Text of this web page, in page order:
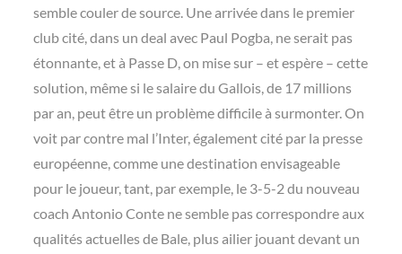
semble couler de source. Une arrivée dans le premier
club cité, dans un deal avec Paul Pogba, ne serait pas
étonnante, et à Passe D, on mise sur – et espère – cette
solution, même si le salaire du Gallois, de 17 millions
par an, peut être un problème difficile à surmonter. On
voit par contre mal l’Inter, également cité par la presse
européenne, comme une destination envisageable
pour le joueur, tant, par exemple, le 3-5-2 du nouveau
coach Antonio Conte ne semble pas correspondre aux
qualités actuelles de Bale, plus ailier jouant devant un